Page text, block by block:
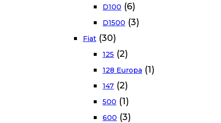
D100 (6)
D1500 (3)
Fiat (30)
125 (2)
128 Europa (1)
147 (2)
500 (1)
600 (3)